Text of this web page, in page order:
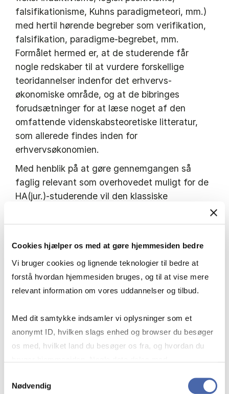
Cookies hjælper os med at gøre hjemmesiden bedre
Vi bruger cookies og lignende teknologier til bedre at
forstå hvordan hjemmesiden bruges, og til at vise mere
relevant information om vores uddannelser og tilbud.
Med dit samtykke indsamler vi oplysninger som et
anonymt ID, hvilken slags enhed og browser du besøger
os med, hvilket land du besøger os fra, og hvordan du
markedsføring. Du bestemmer selv - og kan altid trække
Nødvendig
falsifikationisme, Kuhns paradigmeteori, mm.)
med hertil hørende begreber som verifikation,
falsifikation, paradigme-begrebet, mm.
Formålet hermed er, at de studerende får
nogle redskaber til at vurdere forskellige
teoridannelser indenfor det erhvervs-
økonomiske område, og at de bibringes
forudsætninger for at læse noget af den
omfattende videnskabsteoretiske litteratur,
som allerede findes inden for
erhvervsøkonomien.
Med henblik på at gøre gennemgangen så
faglig relevant som overhovedet muligt for de
HA(jur.)-studerende vil den klassiske
danne udgangspunkt for gennemgangen af de
vil så blive undersøgt, hvorledes økonomer af
forskellig observans har forholdt sig til
profitmaksimerings-hypotesen og hvilken
metodologisk status denne er blevet tillagt i de
arbejdes med forskellige dimensioner som
f.eks. analyseenhed, analyseniveau og
forklaringstype.
kompetence til kritisk-refleksiv vurdering af
væsentlige økonomiske teorier og metoder